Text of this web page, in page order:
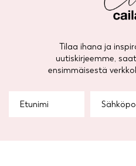
Tilaa ihana ja
uutiskirjeemme, saat
ensimmäisestä